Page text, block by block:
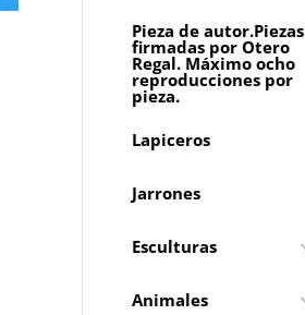
Pieza de autor.Piezas
firmadas por Otero
Regal. Máximo ocho
reproducciones por
pieza.
Lapiceros
Jarrones
Esculturas
Animales